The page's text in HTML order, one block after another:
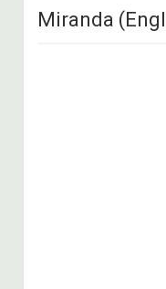
Miranda